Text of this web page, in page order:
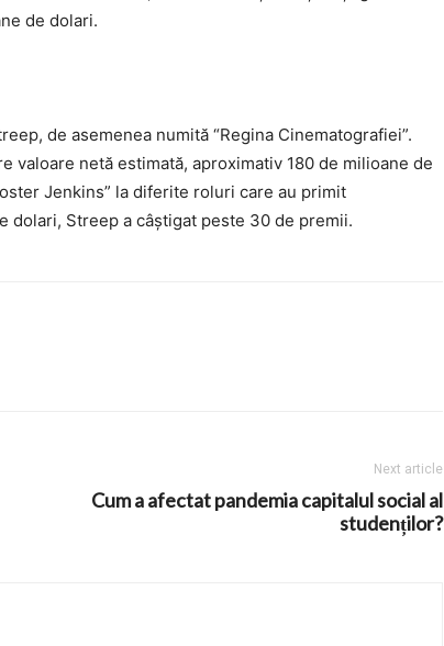
de dolari.
de asemenea numită “Regina Cinematografiei”.
valoare netă estimată, aproximativ 180 de milioane de
Jenkins” la diferite roluri care au primit
dolari, Streep a câștigat peste 30 de premii.
Next article
Cum a afectat pandemia capitalul social al
studenților?